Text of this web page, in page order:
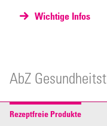
Wichtige Infos
AbZ
Rezeptfreie Produkte